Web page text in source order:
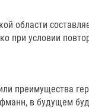
области
при условии
преимущества
в будущем